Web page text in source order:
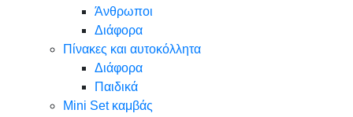
Άνθρωποι
Διάφορα
Πίνακες και αυτοκόλλητα
Διάφορα
Παιδικά
Mini Set καμβάς